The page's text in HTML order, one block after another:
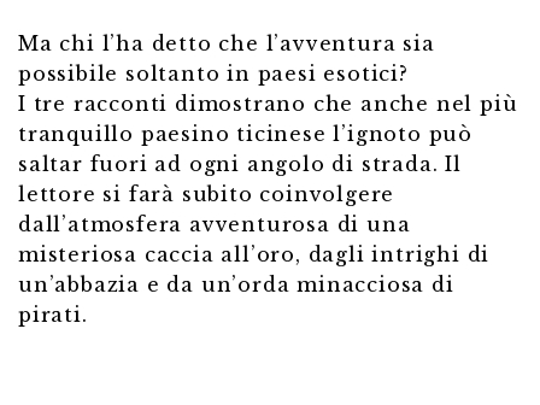
Ma chi l’ha detto che l’avventura sia
possibile soltanto in paesi esotici?
I tre racconti dimostrano che anche nel più
tranquillo paesino ticinese l’ignoto può
saltar fuori ad ogni angolo di strada. Il
lettore si farà subito coinvolgere
dall’atmosfera avventurosa di una
misteriosa caccia all’oro, dagli intrighi di
un’abbazia e da un’orda minacciosa di
pirati.